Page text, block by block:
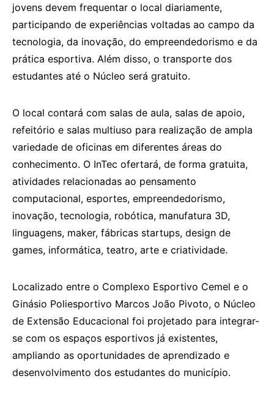
jovens devem frequentar o local diariamente,
participando de experiências voltadas ao campo da
tecnologia, da inovação, do empreendedorismo e da
prática esportiva. Além disso, o transporte dos
estudantes até o Núcleo será gratuito.
O local contará com salas de aula, salas de apoio,
refeitório e salas multiuso para realização de ampla
variedade de oficinas em diferentes áreas do
conhecimento. O InTec ofertará, de forma gratuita,
atividades relacionadas ao pensamento
computacional, esportes, empreendedorismo,
inovação, tecnologia, robótica, manufatura 3D,
linguagens, maker, fábricas startups, design de
games, informática, teatro, arte e criatividade.
Localizado entre o Complexo Esportivo Cemel e o
Ginásio Poliesportivo Marcos João Pivoto, o Núcleo
de Extensão Educacional foi projetado para integrar-
se com os espaços esportivos já existentes,
ampliando as oportunidades de aprendizado e
desenvolvimento dos estudantes do município.